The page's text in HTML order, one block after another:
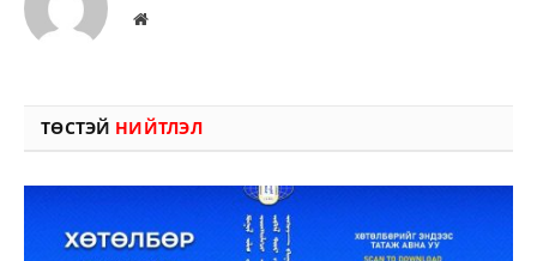
Вэбсайт
ТӨСТЭЙ НИЙТЛЭЛ